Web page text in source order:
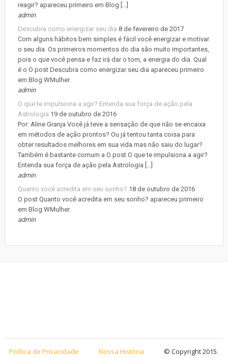
reagir? apareceu primeiro em Blog […]
admin
Descubra como energizar seu dia 8 de fevereiro de 2017
Com alguns hábitos bem simples é fácil você energizar e motivar
o seu dia. Os primeiros momentos do dia são muito importantes,
pois o que você pensa e faz irá dar o tom, a energia do dia. Qual
é o O post Descubra como energizar seu dia apareceu primeiro
em Blog WMulher.
admin
O que te impulsiona a agir? Entenda sua força de ação pela
Astrologia 19 de outubro de 2016
Por: Aline Granja Você já teve a sensação de que não se encaixa
em métodos de ação prontos? Ou já tentou tanta coisa para
obter resultados melhores em sua vida mas não saiu do lugar?
Também é bastante comum a O post O que te impulsiona a agir?
Entenda sua força de ação pela Astrologia […]
admin
Quanto você acredita em seu sonho? 18 de outubro de 2016
O post Quanto você acredita em seu sonho? apareceu primeiro
em Blog WMulher.
admin
Política de Privacidade Nossa História © Copyright 2015.